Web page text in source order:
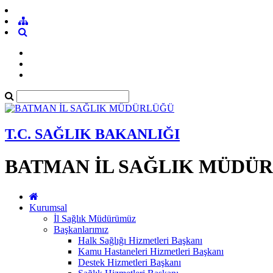
T.C. SAĞLIK BAKANLIĞI
BATMAN İL SAĞLIK
Kurumsal
İl Sağlık Müdürümüz
Başkanlarımız
Halk Sağlığı Hizmetleri Başkanı
Kamu Hastaneleri Hizmetleri Başkanı
Destek Hizmetleri Başkanı